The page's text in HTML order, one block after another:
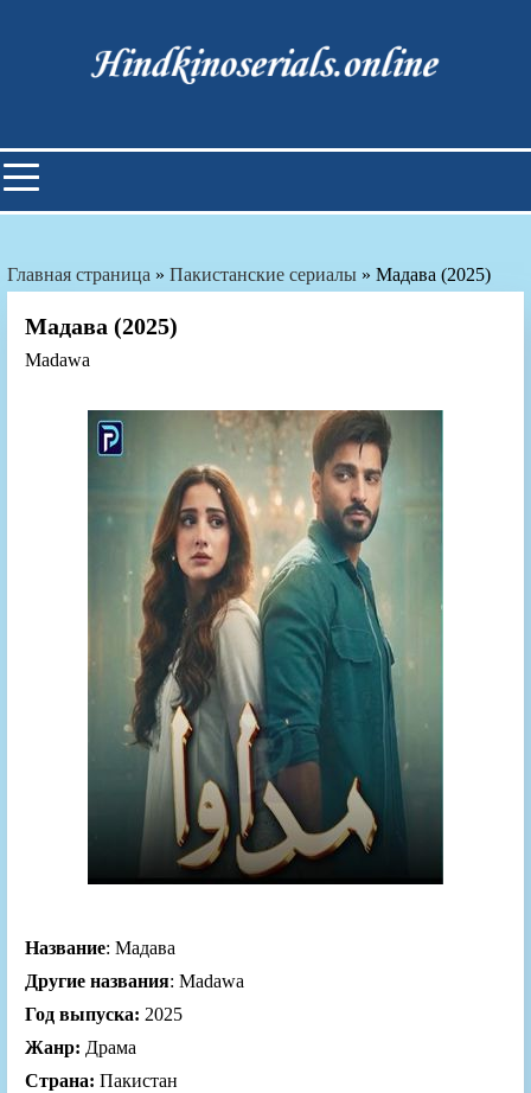
Индийские фильмы смотреть
онлайн
Главная страница » Пакистанские сериалы » Мадава (2025)
Мадава (2025)
Madawa
Название: Мадава
Другие названия: Madawa
Год выпуска: 2025
Жанр: Драма
Страна: Пакистан